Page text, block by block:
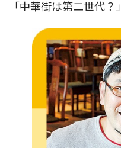
「中華街は第二世代？」